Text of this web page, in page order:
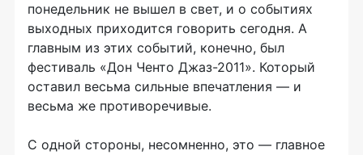
понедельник не вышел в свет, и о событиях
выходных приходится говорить сегодня. А
главным из этих событий, конечно, был
фестиваль «Дон Ченто Джаз-2011». Который
оставил весьма сильные впечатления — и
весьма же противоречивые.
С одной стороны, несомненно, это — главное